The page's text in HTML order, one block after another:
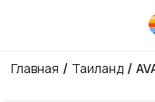
Главная / Таиланд /